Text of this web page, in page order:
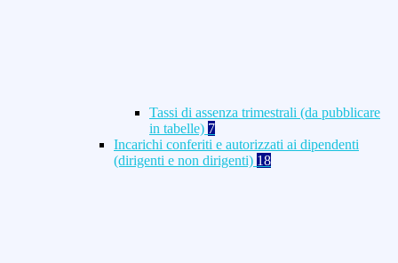
Tassi di assenza trimestrali (da pubblicare
in tabelle) 7
Incarichi conferiti e autorizzati ai dipendenti
(dirigenti e non dirigenti) 18